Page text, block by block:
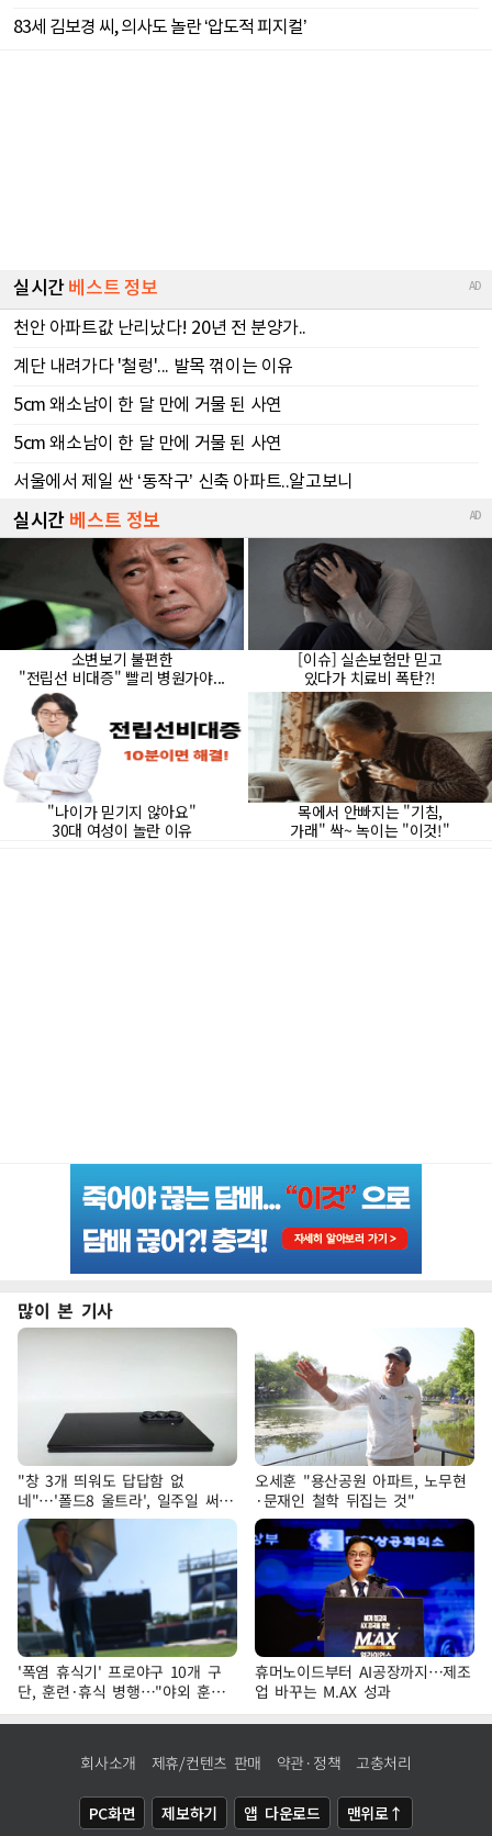
많이 본 기사
"창 3개 띄워도 답답함 없
네"…'폴드8 울트라', 일주일 써보
니
오세훈 "용산공원 아파트, 노무현
·문재인 철학 뒤집는 것"
'폭염 휴식기' 프로야구 10개 구
단, 훈련·휴식 병행…"야외 훈련
해도 안전 최우선"
휴머노이드부터 AI공장까지…제조
업 바꾸는 M.AX 성과
회사소개 제휴/컨텐츠 판매 약관·정책 고충처리
PC화면 제보하기 앱 다운로드 맨위로↑